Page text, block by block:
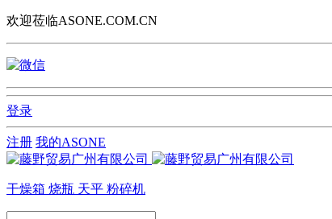
欢迎莅临ASONE.COM.CN
登录
注册 我的ASONE
干燥箱 烧瓶 天平 粉碎机